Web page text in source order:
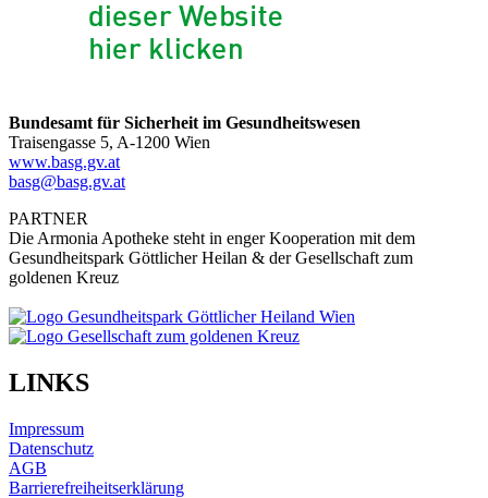
Bundesamt für Sicherheit im Gesundheitswesen
Traisengasse 5, A-1200 Wien
www.basg.gv.at
basg@basg.gv.at
PARTNER
Die Armonia Apotheke steht in enger Kooperation mit dem
Gesundheitspark Göttlicher Heilan & der Gesellschaft zum
goldenen Kreuz
LINKS
Impressum
Datenschutz
AGB
Barrierefreiheitserklärung